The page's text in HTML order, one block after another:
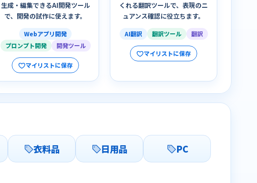
生成・編集できるAI開発ツール
で、開発の試作に使えます。
Webアプリ開発
プロンプト開発
開発ツール
マイリストに保存
くれる翻訳ツールで、表現のニ
ュアンス確認に役立ちます。
AI翻訳 翻訳ツール 翻訳
マイリストに保存
衣料品 日用品 PC